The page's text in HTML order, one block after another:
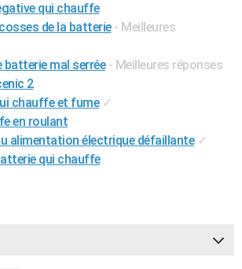
qui chauffe
de la batterie - Meilleures
mal serrée - Meilleures réponses
2
chauffe et fume ✓
en roulant
alimentation électrique défaillante ✓
qui chauffe